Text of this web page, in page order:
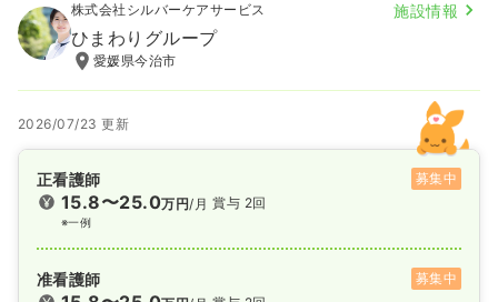
株式会社シルバーケアサービス 施設情報
ひまわりグループ
愛媛県今治市
2026/07/23 更新
正看護師 募集中
15.8〜25.0万円/月
※一例
賞与 2回
准看護師 募集中